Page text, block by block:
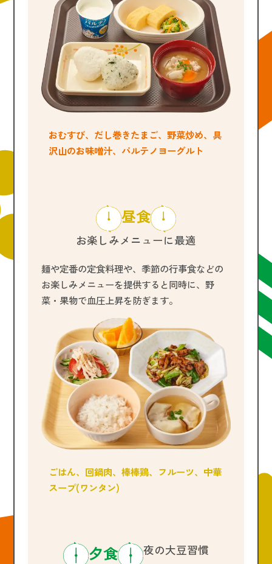
おむすび、だし巻きたまご、野菜炒め、具
沢山のお味噌汁、パルテノヨーグルト
昼食
お楽しみメニューに最適
麺や定番の定食料理や、季節の行事食などの
お楽しみメニューを提供すると同時に、野
菜・果物で血圧上昇を防ぎます。
ごはん、回鍋肉、棒棒鶏、フルーツ、中華
スープ(ワンタン)
夕食 夜の大豆習慣